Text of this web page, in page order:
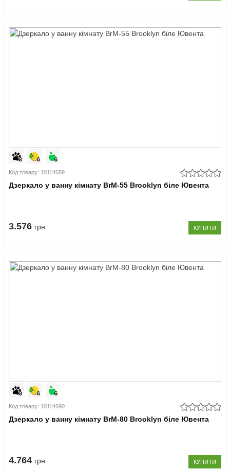
Код товару: 10114689
Дзеркало у ванну кімнату BrM-55 Brooklyn біле Ювента
3.576 грн КУПИТИ
Код товару: 10114690
Дзеркало у ванну кімнату BrM-80 Brooklyn біле Ювента
4.764 грн КУПИТИ